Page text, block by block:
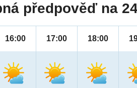
předpověď na
16:00 17:00 18:00